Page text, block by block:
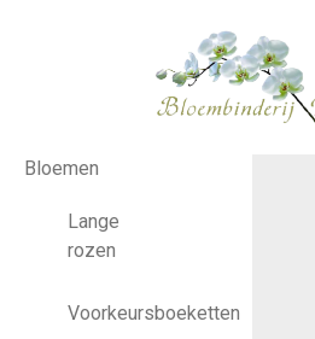
Bloemen
Lange
rozen
Voorkeursboeketten